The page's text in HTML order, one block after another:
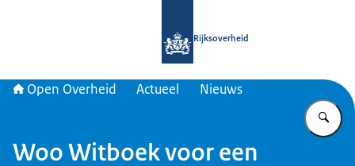
Rijksoverheid
Open Overheid Actueel Nieuws
Woo Witboek voor een